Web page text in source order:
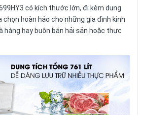
có kích thước lớn, đi kèm dung
hoàn hảo cho những gia đình kinh
hàng hay buôn bán hải sản hoặc thực